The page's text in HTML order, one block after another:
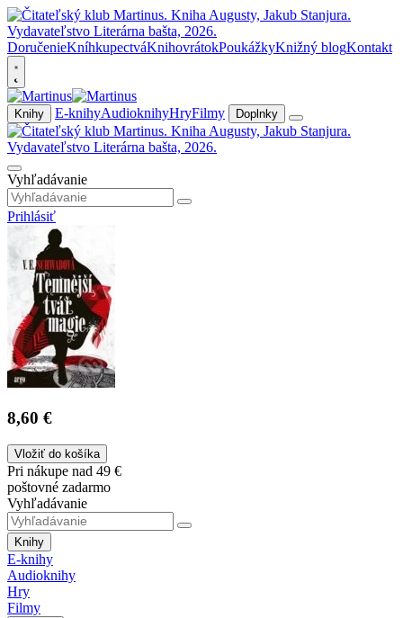
DoručenieKníhkupectváKnihovrátokPoukážkyKnižný blogKontakt
Knihy E-knihyAudioknihyHryFilmy Doplnky
Vyhľadávanie
Prihlásiť
8,60 €
Vložiť do košíka
Pri nákupe nad 49 €
poštovné zadarmo
Vyhľadávanie
Knihy
E-knihy
Audioknihy
Hry
Filmy